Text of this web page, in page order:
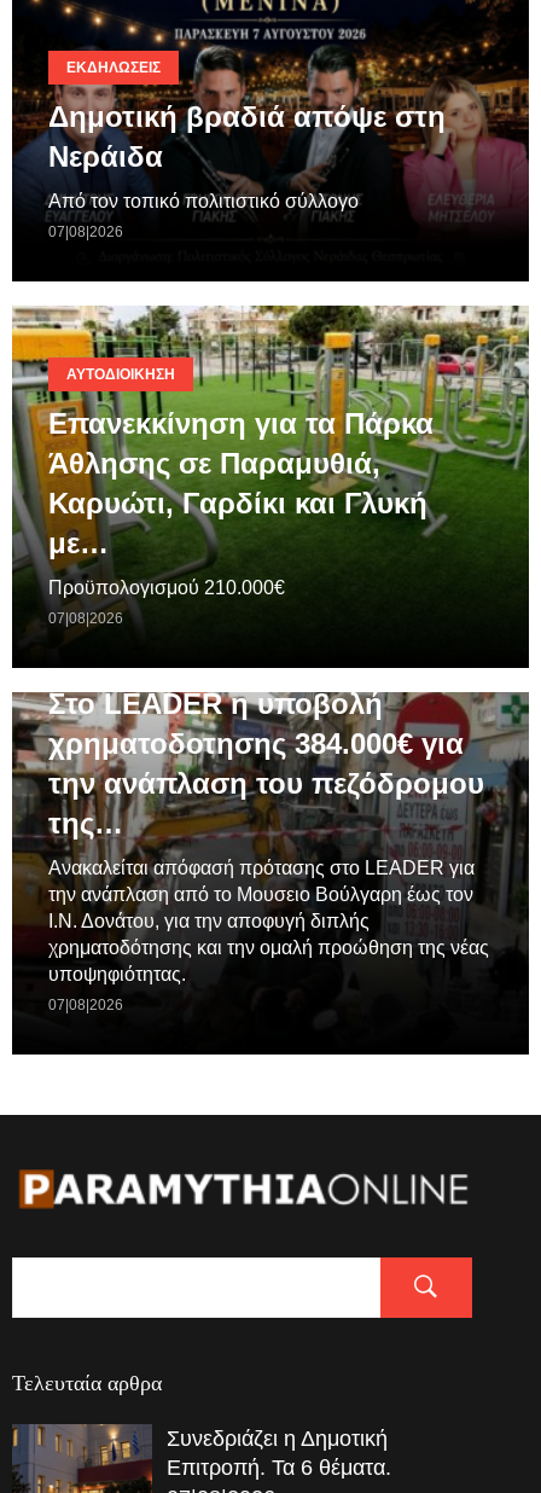
ΕΚΔΗΛΏΣΕΙΣ
Δημοτική βραδιά απόψε στη
Νεράιδα
Από τον τοπικό πολιτιστικό σύλλογο
07|08|2026
ΑΥΤΟΔΙΟΊΚΗΣΗ
Επανεκκίνηση για τα Πάρκα
Άθλησης σε Παραμυθιά,
Καρυώτι, Γαρδίκι και Γλυκή
με…
Προϋπολογισμού 210.000€
07|08|2026
Στο LEADER η υποβολή
χρηματοδοτησης 384.000€ για
την ανάπλαση του πεζόδρομου
της…
Ανακαλείται απόφασή πρότασης στο LEADER για
την ανάπλαση από το Μουσειο Βούλγαρη έως τον
Ι.Ν. Δονάτου, για την αποφυγή διπλής
χρηματοδότησης και την ομαλή προώθηση της νέας
υποψηφιότητας.
07|08|2026
Τελευταία αρθρα
Συνεδριάζει η Δημοτική
Επιτροπή. Τα 6 θέματα.